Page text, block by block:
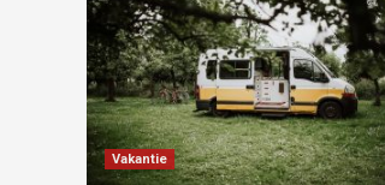
Vakantie